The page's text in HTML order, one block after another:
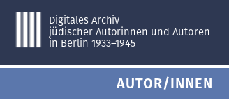
Digitales Archiv
jüdischer Autorinnen und Autoren
in Berlin 1933–1945
AUTOR/INNEN